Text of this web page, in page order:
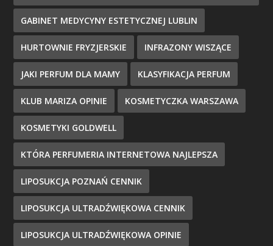
GABINET MEDYCYNY ESTETYCZNEJ LUBLIN
HURTOWNIE FRYZJERSKIE INFRAZONY WISZĄCE
JAKI PERFUM DLA MAMY KLASYFIKACJA PERFUM
KLUB MARIZA OPINIE KOSMETYCZKA WARSZAWA
KOSMETYKI GOLDWELL
KTÓRA PERFUMERIA INTERNETOWA NAJLEPSZA
LIPOSUKCJA POZNAŃ CENNIK
LIPOSUKCJA ULTRADŹWIĘKOWA CENNIK
LIPOSUKCJA ULTRADŹWIĘKOWA OPINIE